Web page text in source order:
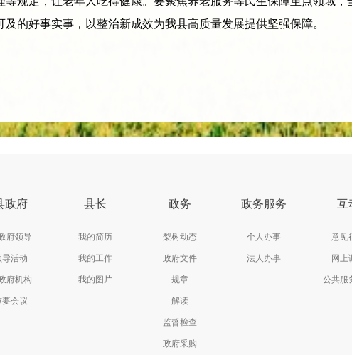
的好事实事，以整治新成效为我县高质量发展提供坚强保障。
政府
府领导
导活动
府机构
要会议
县长
我的简历
我的工作
我的图片
政务
梨树动态
政府文件
规章
解读
监督检查
政府采购
政务服务
个人办事
法人办事
互
意见
网上
公共服